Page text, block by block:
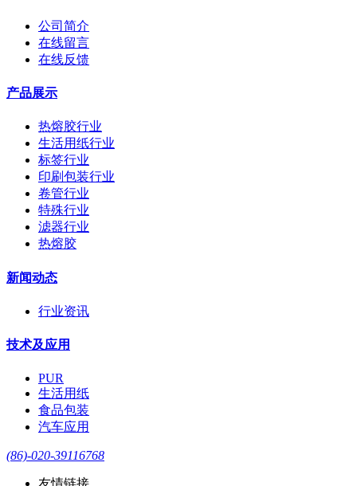
公司简介
在线留言
在线反馈
产品展示
热熔胶行业
生活用纸行业
标签行业
印刷包装行业
卷管行业
特殊行业
滤器行业
热熔胶
新闻动态
行业资讯
技术及应用
PUR
生活用纸
食品包装
汽车应用
(86)-020-39116768
友情链接